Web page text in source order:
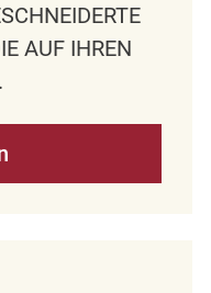
J
AUF IHREN I